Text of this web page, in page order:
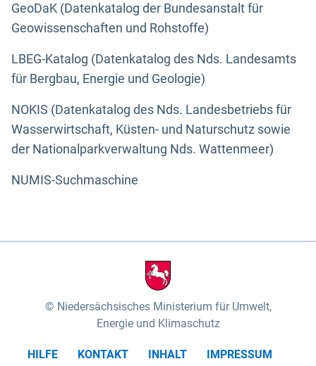
GeoDaK (Datenkatalog der Bundesanstalt für
Geowissenschaften und Rohstoffe)
LBEG-Katalog (Datenkatalog des Nds. Landesamts
für Bergbau, Energie und Geologie)
NOKIS (Datenkatalog des Nds. Landesbetriebs für
Wasserwirtschaft, Küsten- und Naturschutz sowie
der Nationalparkverwaltung Nds. Wattenmeer)
NUMIS-Suchmaschine
Niedersächsisches Ministerium für Umwelt,
Energie und Klimaschutz
HILFE KONTAKT INHALT
IMPRESSUM